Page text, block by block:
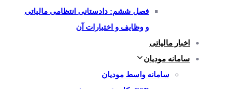
فصل ششم: دادستانی انتظامی مالیاتی
و وظایف و اختیارات آن
اخبار مالیاتی
سامانه مودیان
سامانه واسط مودیان